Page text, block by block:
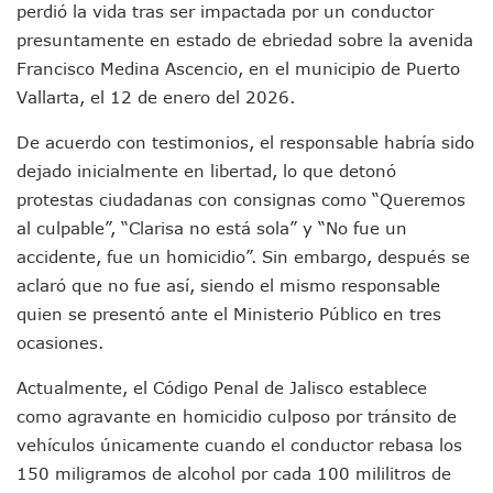
Vecinos De La Playita Reciben A Juan Carlos Castro
Asesinan En Oaxaca Al Periodista Francisco Alejandro
Detienen A Cuatro Hombres Armados En Bucerías;
Mujeres Recorren Calles De Ixtapa Para Identificar
CUCosta E IMSS Nayarit Avanzan En Acuerdos Para
Videos De Presunto Convoy Armado Desatan Operativo
Playa Las Cocinas: Retiran Concesión Y Anuncian Plan De
Dr. Álvarez Zayas Dirige Plan De Salud Animal Y
Por Desaparición Forzada, Expolicías De Nayarit
“El Mayo” Zambada Es Condenado A Morir En Prisión En
Pelea De Extranjera Durante Función De “La Odisea” En
Joven Esgrimista De Puerto Vallarta Asegura Lugar En El
Llegan Camiones “oruga” A Puerto Vallarta Con
Coordinan Operativo Para Las Tradicionales Paseadas
perdió la vida tras ser impactada por un conductor
presuntamente en estado de ebriedad sobre la avenida
Francisco Medina Ascencio, en el municipio de Puerto
Vallarta, el 12 de enero del 2026.
De acuerdo con testimonios, el responsable habría sido
dejado inicialmente en libertad, lo que detonó
protestas ciudadanas con consignas como “Queremos
al culpable”, “Clarisa no está sola” y “No fue un
accidente, fue un homicidio”. Sin embargo, después se
aclaró que no fue así, siendo el mismo responsable
quien se presentó ante el Ministerio Público en tres
ocasiones.
Actualmente, el Código Penal de Jalisco establece
como agravante en homicidio culposo por tránsito de
vehículos únicamente cuando el conductor rebasa los
150 miligramos de alcohol por cada 100 mililitros de